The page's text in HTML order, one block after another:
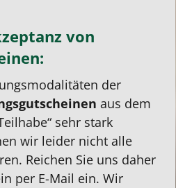
von
der
aus dem
sehr stark
wir leider nicht alle
Reichen Sie uns daher
per E-Mail ein. Wir